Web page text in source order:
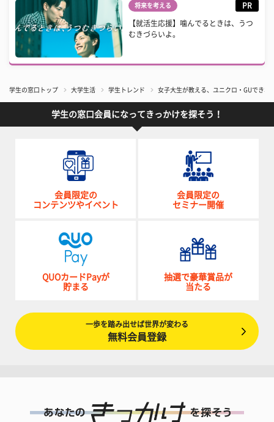
将来を考える PR
【就活生応援】噛んでるときは、うつ
むきづらいよ。
学生の窓口トップ 大学生活 学生トレンド 女子大生が教える、ユニクロ・GUできれ
学生の窓口会員になってきっかけを探そう！
会員限定の
コンテンツやイベント
会員限定の
セミナー開催
QUOカードPayが
貯まる
抽選で豪華賞品が
当たる
一歩を踏み出せば世界が変わる
無料会員登録